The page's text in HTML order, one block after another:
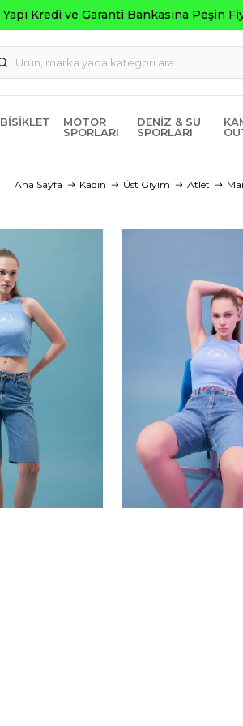
Seçili
BISIKLET
MOTOR
SPORLARI
DENIZ & SU
SPORLARI
Ana Sayfa Kadın Üst Giyim Atlet